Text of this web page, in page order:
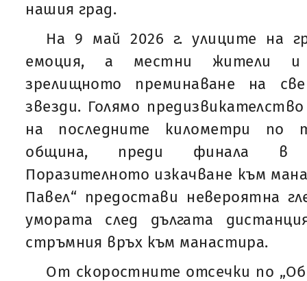
нашия град.
На 9 май 2026 г. улиците на
емоция, а местни жители и
зрелищното преминаване на
звезди. Голямо
на последните километри по
община, преди финала в
Поразителното изкачване към
Павел“ предостави невероятна
умората след дългата
стръмния връх към манастира.
От скоростните отсечки по